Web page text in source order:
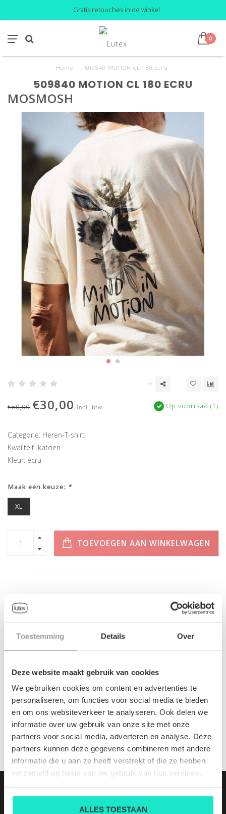
Toestemming Details Over
Deze website maakt gebruik van cookies
We gebruiken cookies om content en advertenties te
personaliseren, om functies voor social media te bieden
en om ons websiteverkeer te analyseren. Ook delen we
informatie over uw gebruik van onze site met onze
partners voor social media, adverteren en analyse. Deze
partners kunnen deze gegevens combineren met andere
informatie die u aan ze heeft verstrekt of die ze hebben
verzameld op basis van uw gebruik van hun services.
ALLES TOESTAAN
Gratis retouches in de winkel
0
Home 509840 MOTION CL 180 ecru
509840 MOTION CL 180 ECRU
MOSMOSH
€60,00 €30,00 Incl. btw Op voorraad (1)
Categorie: Heren-T-shirt
Kwaliteit: katoen
Kleur: écru
Maak een keuze: *
XL
TOEVOEGEN AAN WINKELWAGEN
Geen informatie gevonden
509840 MOTION CL 180 ecru
Nog niet gewaardeerd
0 sterren op basis van 0 beoordelingen
JE BEOORDELING TOEVOEGEN